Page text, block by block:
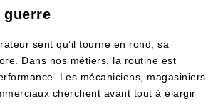
guerre
sent qu’il tourne en rond, sa
Dans nos métiers, la routine est
Les mécaniciens, magasiniers
cherchent avant tout à élargir